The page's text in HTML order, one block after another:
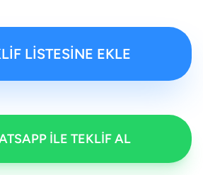
LİSTESİNE EKLE
İLE TEKLİF AL